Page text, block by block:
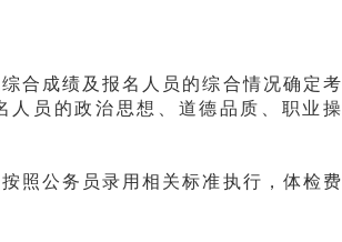
合成绩及报名人员的综合情况确定考
员的政治思想、道德品质、职业操
照公务员录用相关标准执行，体检费